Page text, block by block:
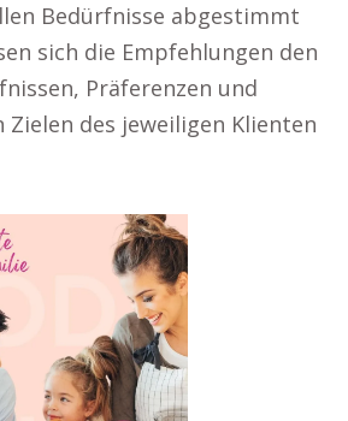
Bedürfnisse abgestimmt
sich die Empfehlungen den
Präferenzen und
Zielen des jeweiligen Klienten